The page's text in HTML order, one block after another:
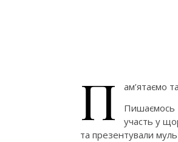
П
ам’ятаємо
Пишаємось
участь у
та презентували